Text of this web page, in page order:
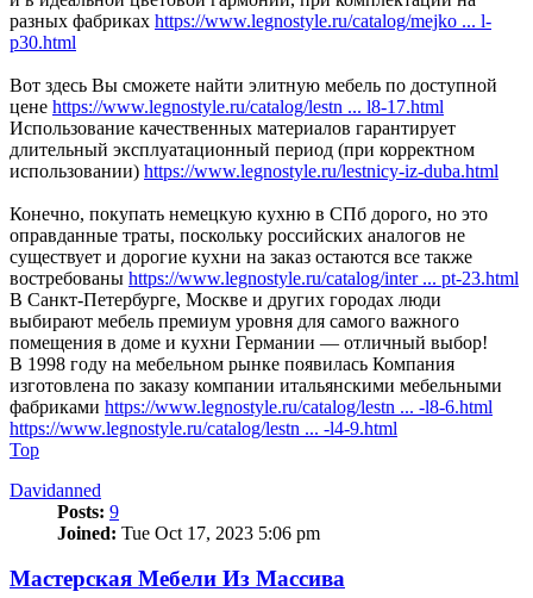
разных фабриках https://www.legnostyle.ru/catalog/mejko ... l-
p30.html
Вот здесь Вы сможете найти элитную мебель по доступной
цене https://www.legnostyle.ru/catalog/lestn ... l8-17.html
Использование качественных материалов гарантирует
длительный эксплуатационный период (при корректном
использовании) https://www.legnostyle.ru/lestnicy-iz-duba.html
Конечно, покупать немецкую кухню в СПб дорого, но это
оправданные траты, поскольку российских аналогов не
существует и дорогие кухни на заказ остаются все также
востребованы https://www.legnostyle.ru/catalog/inter ... pt-23.html
В Санкт-Петербурге, Москве и других городах люди
выбирают мебель премиум уровня для самого важного
помещения в доме и кухни Германии — отличный выбор!
В 1998 году на мебельном рынке появилась Компания
изготовлена по заказу компании итальянскими мебельными
фабриками https://www.legnostyle.ru/catalog/lestn ... -l8-6.html
https://www.legnostyle.ru/catalog/lestn ... -l4-9.html
Top
Davidanned
Posts: 9
Joined: Tue Oct 17, 2023 5:06 pm
Мастерская Мебели Из Массива